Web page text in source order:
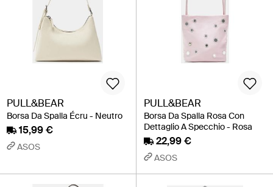
PULL&BEAR
Borsa Da Spalla Écru - Neutro
15,99 €
ASOS
PULL&BEAR
Borsa Da Spalla Rosa Con
Dettaglio A Specchio - Rosa
22,99 €
ASOS